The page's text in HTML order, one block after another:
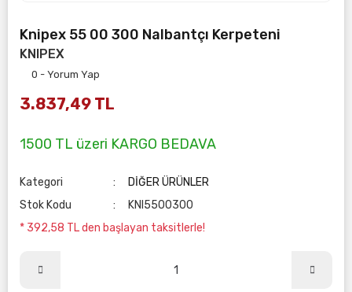
Knipex 55 00 300 Nalbantçı Kerpeteni
KNIPEX
0 - Yorum Yap
3.837,49 TL
1500 TL üzeri KARGO BEDAVA
Kategori
DİĞER ÜRÜNLER
Stok Kodu
KNI5500300
* 392,58 TL den başlayan taksitlerle!